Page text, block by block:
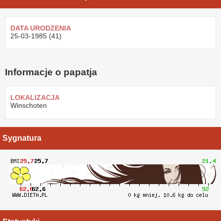
DATA URODZENIA
25-03-1985 (41)
Informacje o papatja
LOKALIZACJA
Winschoten
Sygnatura